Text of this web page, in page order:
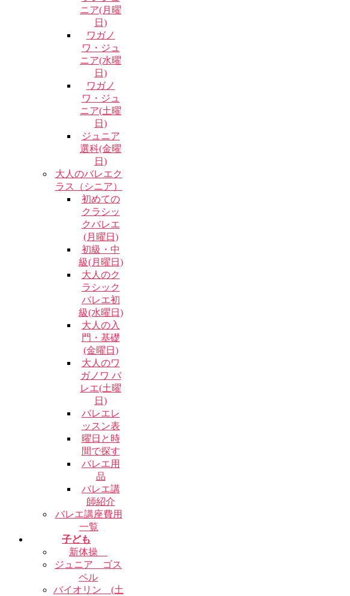
ニア(月曜
日)
ワガノ
ワ・ジュ
ニア(水曜
日)
ワガノ
ワ・ジュ
ニア(土曜
日)
ジュニア
選科(金曜
日)
大人のバレエク
ラス（シニア）
初めての
クラシッ
クバレエ
(月曜日)
初級・中
級(月曜日)
大人のク
ラシック
バレエ初
級(水曜日)
大人の入
門・基礎
(金曜日)
大人のワ
ガノワ バ
レエ(土曜
日)
バレエレ
ッスン表
曜日と時
間で探す
バレエ用
品
バレエ講
師紹介
バレエ講座費用
一覧
子ども
新体操
ジュニア ゴス
ペル
バイオリン (土